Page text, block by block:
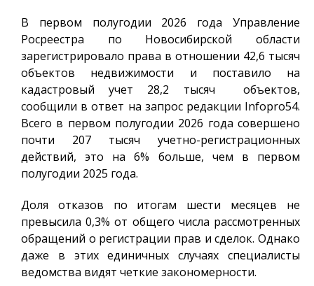
В первом полугодии 2026 года Управление
Росреестра по Новосибирской области
зарегистрировало права в отношении 42,6 тысяч
объектов недвижимости и поставило на
кадастровый учет 28,2 тысяч объектов,
сообщили в ответ на запрос редакции Infopro54.
Всего в первом полугодии 2026 года совершено
почти 207 тысяч учетно-регистрационных
действий, это на 6% больше, чем в первом
полугодии 2025 года.
Доля отказов по итогам шести месяцев не
превысила 0,3% от общего числа рассмотренных
обращений о регистрации прав и сделок. Однако
даже в этих единичных случаях специалисты
ведомства видят четкие закономерности.